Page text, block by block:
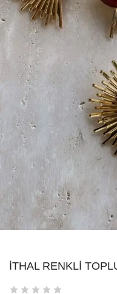
İTHAL RENKLI